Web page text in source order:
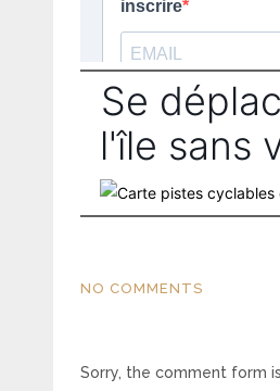
Se
l'île sans
NO COMMENTS
Sorry, the comment form